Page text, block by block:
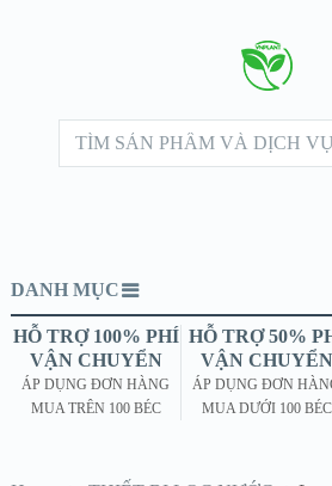
DANH MỤC
HỖ TRỢ 100% PHÍ
VẬN CHUYỂN
ÁP DỤNG ĐƠN HÀNG
MUA TRÊN 100 BÉC
HỖ TRỢ 50%
VẬN CHUYỂN
ÁP DỤNG ĐƠN
MUA DƯỚI 100 BÉC